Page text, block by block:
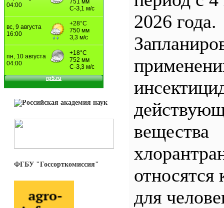
ФГБУ "Госсорткомиссия"
2026 года.
вещества
относятся
для